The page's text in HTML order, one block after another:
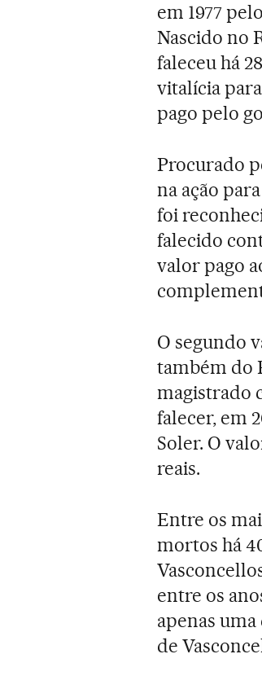
em 1977
Nascido no
faleceu há
vitalícia
pago pelo
Procurado
na ação
foi
falecido
valor pago
O segundo
também do
magistrado
falecer, em
Soler. O
reais.
Entre os
mortos há
entre os
apenas
de